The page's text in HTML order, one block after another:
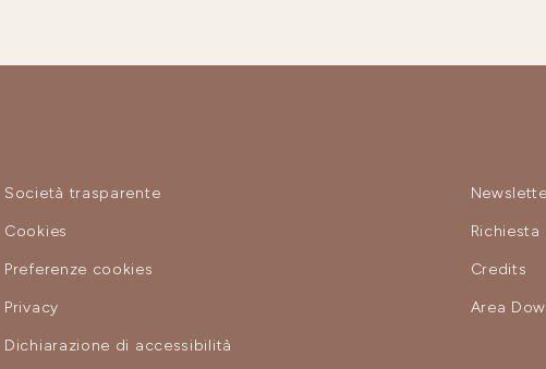
Società trasparente
Cookies
Preferenze cookies
Privacy
Dichiarazione di accessibilità
Credits
Area